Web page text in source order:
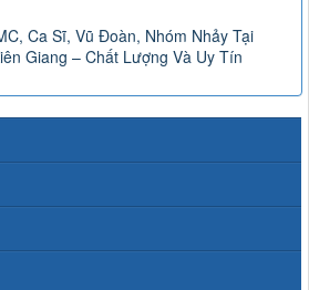
Ca Sĩ, Vũ Đoàn, Nhóm Nhảy Tại
Giang – Chất Lượng Và Uy Tín